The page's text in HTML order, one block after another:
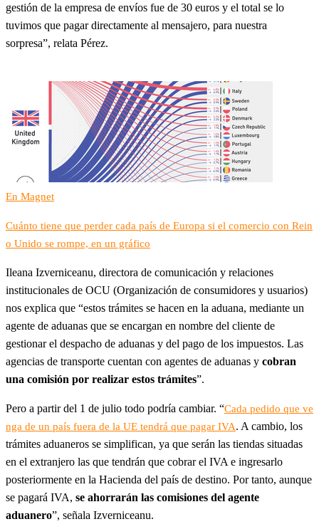
gestión de la empresa de envíos fue de 30 euros y el total se lo
tuvimos que pagar directamente al mensajero, para nuestra
sorpresa”, relata Pérez.
En Magnet
Cuánto tiene que perder cada país de Europa si el comercio con Rein
o Unido se rompe, en un gráfico
Ileana Izverniceanu, directora de comunicación y relaciones
institucionales de OCU (Organización de consumidores y usuarios)
nos explica que “estos trámites se hacen en la aduana, mediante un
agente de aduanas que se encargan en nombre del cliente de
gestionar el despacho de aduanas y del pago de los impuestos. Las
agencias de transporte cuentan con agentes de aduanas y cobran
una comisión por realizar estos trámites”.
Pero a partir del 1 de julio todo podría cambiar. “Cada pedido que ve
nga de un país fuera de la UE tendrá que pagar IVA. A cambio, los
trámites aduaneros se simplifican, ya que serán las tiendas situadas
en el extranjero las que tendrán que cobrar el IVA e ingresarlo
posteriormente en la Hacienda del país de destino. Por tanto, aunque
se pagará IVA, se ahorrarán las comisiones del agente
aduanero”, señala Izverniceanu.